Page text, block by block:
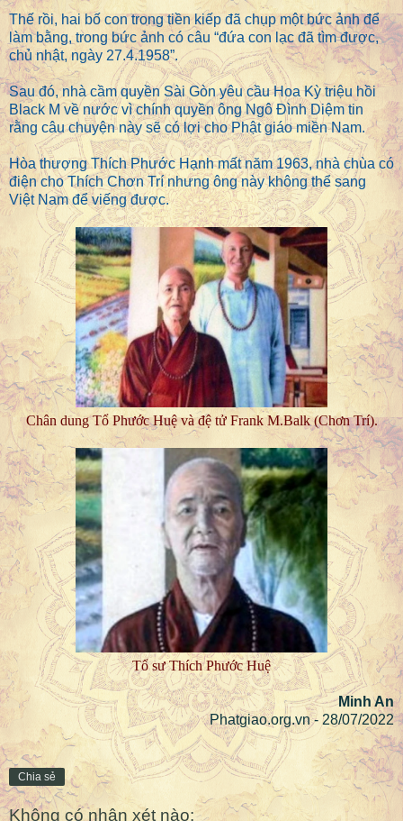
Thế rồi, hai bố con trong tiền kiếp đã chụp một bức ảnh để
làm bằng, trong bức ảnh có câu “đứa con lạc đã tìm được,
chủ nhật, ngày 27.4.1958”.
Sau đó, nhà cầm quyền Sài Gòn yêu cầu Hoa Kỳ triệu hồi
Black M về nước vì chính quyền ông Ngô Đình Diệm tin
rằng câu chuyện này sẽ có lợi cho Phật giáo miền Nam.
Hòa thượng Thích Phước Hạnh mất năm 1963, nhà chùa có
điện cho Thích Chơn Trí nhưng ông này không thể sang
Việt Nam để viếng được.
Chân dung Tổ Phước Huệ và đệ tử Frank M.Balk (Chơn Trí).
Tổ sư Thích Phước Huệ
Minh An
Phatgiao.org.vn - 28/07/2022
Chia sẻ
Không có nhận xét nào: